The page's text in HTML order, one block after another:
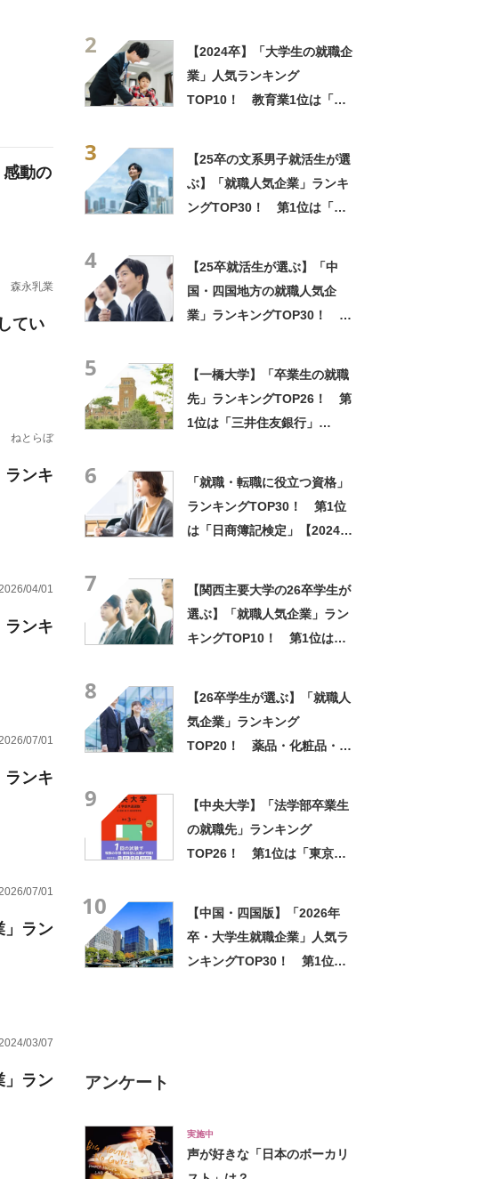
動の
森永乳業
てい
ねとらぼ
ランキ
04/01
ランキ
07/01
ランキ
07/01
」ラン
03/07
」ラン
2
【2024卒】「大学生の就職企
業」人気ランキング
TOP10！ 教育業1位は「ベ
3
【25卒の文系男子就活生が選
ぶ】「就職人気企業」ランキ
ングTOP30！ 第1位は「ニ
4
【25卒就活生が選ぶ】「中
国・四国地方の就職人気企
業」ランキングTOP30！ 第
5
【一橋大学】「卒業生の就職
先」ランキングTOP26！ 第
1位は「三井住友銀行」
6
「就職・転職に役立つ資格」
ランキングTOP30！ 第1位
は「日商簿記検定」【2024年
7
【関西主要大学の26卒学生が
選ぶ】「就職人気企業」ラン
キングTOP10！ 第1位は
8
【26卒学生が選ぶ】「就職人
気企業」ランキング
TOP20！ 薬品・化粧品・日
9
【中央大学】「法学部卒業生
の就職先」ランキング
TOP26！ 第1位は「東京都
10
【中国・四国版】「2026年
卒・大学生就職企業」人気ラ
ンキングTOP30！ 第1位は
アンケート
実施中
声が好きな「日本のボーカリ